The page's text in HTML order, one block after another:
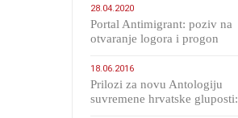
28.04.2020
Portal Antimigrant: poziv na
otvaranje logora i progon
18.06.2016
Prilozi za novu Antologiju
suvremene hrvatske gluposti: